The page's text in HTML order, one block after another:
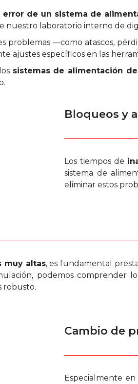
de un sistema de
nuestro laboratorio interno de
problemas —como atascos,
ajustes específicos en las
sistemas de alimentación de
Bloqueos y
Los tiempos de
sistema de
eliminar estos
muy altas, es fundamental
podemos comprender
robusto.
Cambio de
Especialmente